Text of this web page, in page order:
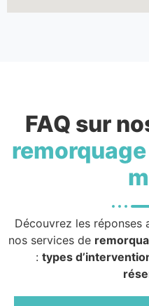
FAQ sur
Découvrez les réponses
nos services de
: types